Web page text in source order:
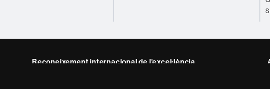
Reconeixement internacional de l'excel·lència